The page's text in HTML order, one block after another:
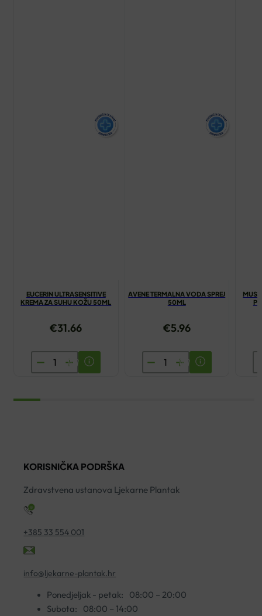
EUCERIN ULTRASENSITIVE
KREMA ZA SUHU KOŽU 50ML
€31.66
EUCERIN
ULTRASENSITIVE
količina
AVENE TERMALNA VODA SPREJ
50ML
€5.96
AVENE
TERMALNA
KORISNIČKA PODRŠKA
Zdravstvena ustanova Ljekarne Plantak
+385 33 554 001
info@ljekarne-plantak.hr
Ponedjeljak - petak:
08:00 – 20:00
Subota:
08:00 – 14:00